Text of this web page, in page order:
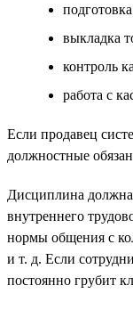
выкладка
контроль
работа с
Если продавец
должностные
Дисциплина
внутреннего
нормы общения с
и т. д. Если
постоянно грубит